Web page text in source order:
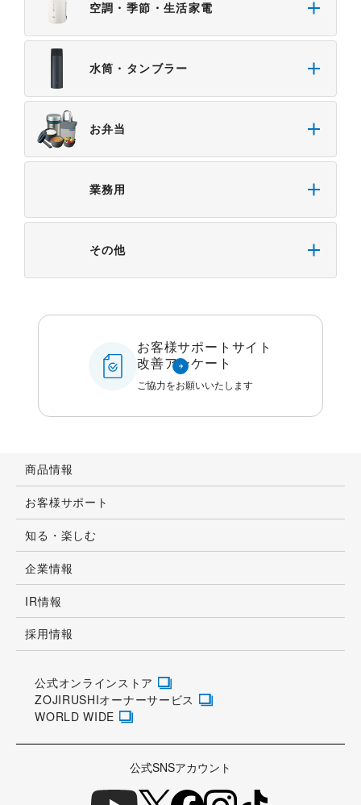
空調・季節・生活家電
水筒・タンブラー
お弁当
業務用
その他
お客様サポートサイト
改善アンケート
ご協力をお願いいたします
商品情報
お客様サポート
知る・楽しむ
企業情報
IR情報
採用情報
公式オンラインストア
ZOJIRUSHIオーナーサービス
WORLD WIDE
公式SNSアカウント